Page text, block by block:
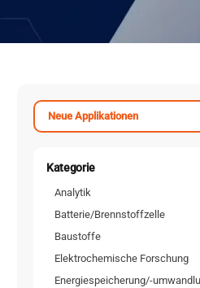
Neue Applikationen
Kategorie
Analytik
Batterie/Brennstoffzelle
Baustoffe
Elektrochemische Forschung
Energiespeicherung/-